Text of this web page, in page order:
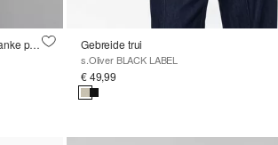
Fijne lange mouw van stretchviscose in een slanke pasvorm Gebreide trui
s.Oliver BLACK LABEL
€ 49,99